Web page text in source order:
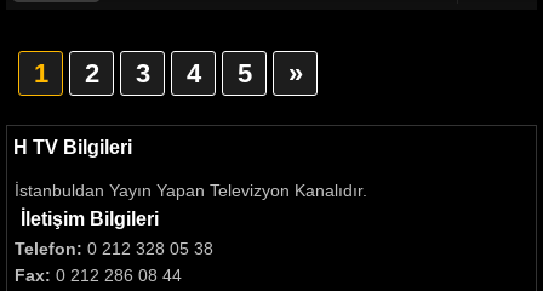
1 2 3 4 5 »
H TV Bilgileri
İstanbuldan Yayın Yapan Televizyon Kanalıdır.
İletişim Bilgileri
Telefon: 0 212 328 05 38
Fax: 0 212 286 08 44